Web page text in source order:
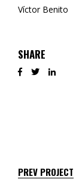
Víctor Benito
SHARE
PREV PROJECT